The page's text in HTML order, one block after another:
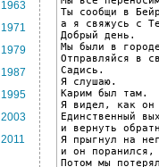
1963
1971
1979
1987
1995
2003
2011
Ты сообщи в
а я свяжусь с
Добрый день.
Мы были в
Отправляйся в
Садись.
Я слушаю.
Карим был там.
Я видел, как он
Единственный
и вернуть
Я прыгнул на
и он поранился,
Потом мы